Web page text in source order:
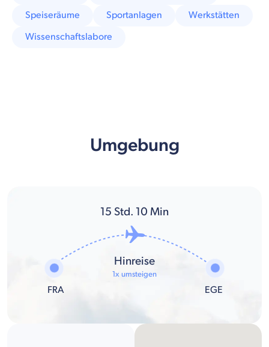
Speiseräume
Sportanlagen
Werkstätten
Wissenschaftslabore
Umgebung
15 Std. 10 Min
FRA
Hinreise
1x umsteigen
EGE